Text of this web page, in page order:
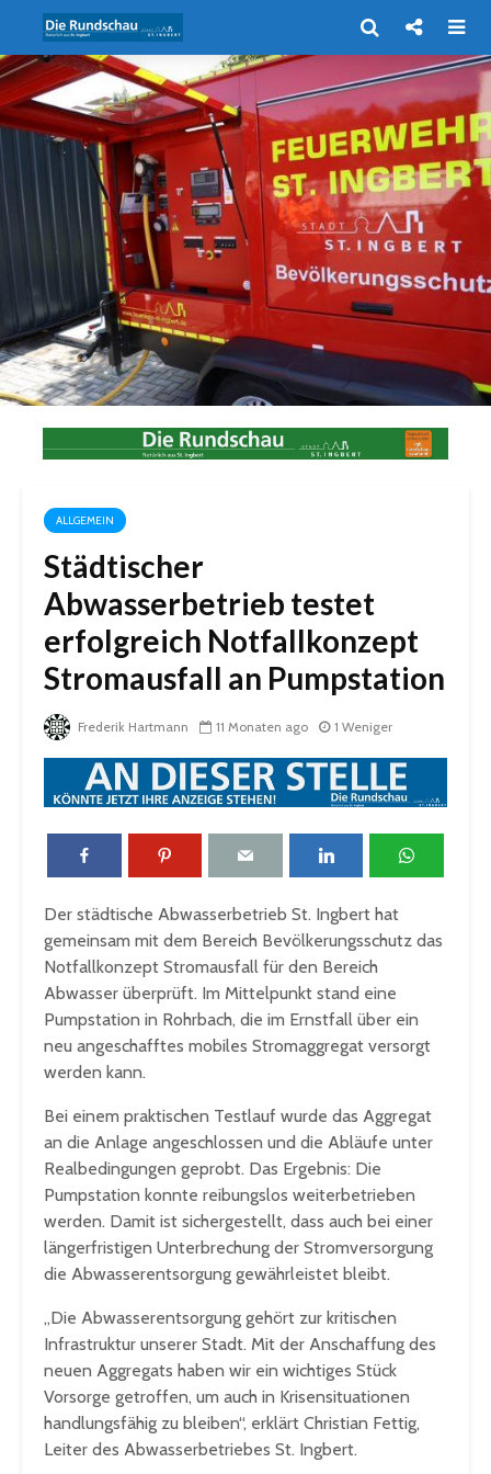
ALLGEMEIN
Städtischer
Abwasserbetrieb testet
erfolgreich Notfallkonzept
Stromausfall an Pumpstation
Frederik Hartmann 11 Monaten ago 1 Weniger
Der städtische Abwasserbetrieb St. Ingbert hat
gemeinsam mit dem Bereich Bevölkerungsschutz das
Notfallkonzept Stromausfall für den Bereich
Abwasser überprüft. Im Mittelpunkt stand eine
Pumpstation in Rohrbach, die im Ernstfall über ein
neu angeschafftes mobiles Stromaggregat versorgt
werden kann.
Bei einem praktischen Testlauf wurde das Aggregat
an die Anlage angeschlossen und die Abläufe unter
Realbedingungen geprobt. Das Ergebnis: Die
Pumpstation konnte reibungslos weiterbetrieben
werden. Damit ist sichergestellt, dass auch bei einer
längerfristigen Unterbrechung der Stromversorgung
die Abwasserentsorgung gewährleistet bleibt.
„Die Abwasserentsorgung gehört zur kritischen
Infrastruktur unserer Stadt. Mit der Anschaffung des
neuen Aggregats haben wir ein wichtiges Stück
Vorsorge getroffen, um auch in Krisensituationen
handlungsfähig zu bleiben“, erklärt Christian Fettig,
Leiter des Abwasserbetriebes St. Ingbert.